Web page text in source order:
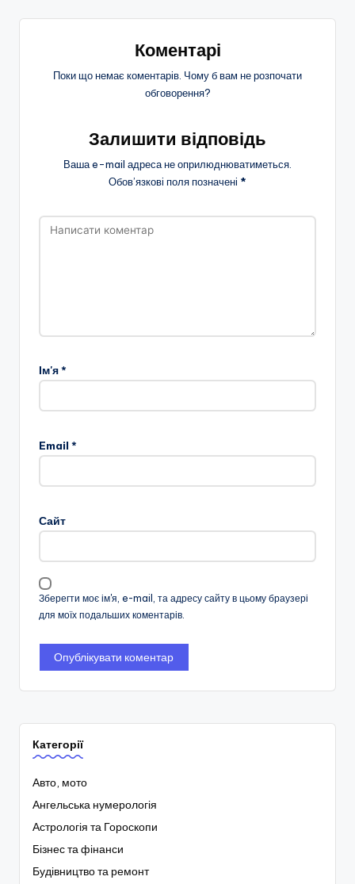
Коментарі
Поки що немає коментарів. Чому б вам не розпочати
обговорення?
Залишити відповідь
Ваша e-mail адреса не оприлюднюватиметься.
Обов’язкові поля позначені *
Ім'я*
Email *
Сайт
Зберегти моє ім'я, e-mail, та адресу сайту в цьому браузері
для моїх подальших коментарів.
Категорії
Авто, мото
Ангельська нумерологія
Астрологія та Гороскопи
Бізнес та фінанси
Будівництво та ремонт